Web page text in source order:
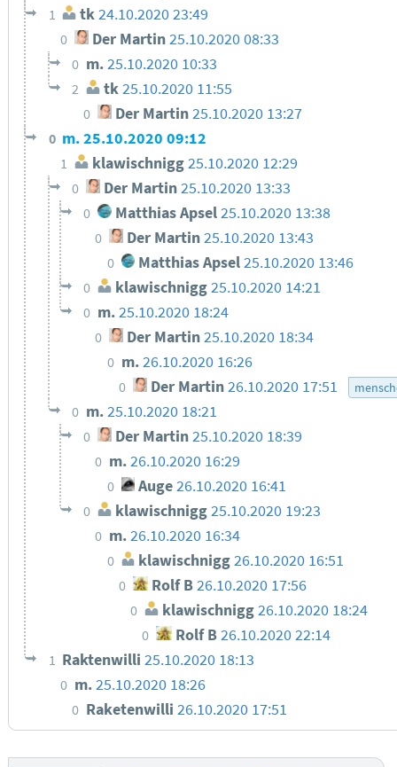
1 tk24.10.2020 23:49
0 Der Martin 25.10.2020 08:33
0 m.25.10.2020 10:33
2 tk25.10.2020 11:55
0 Der Martin25.10.2020 13:27
0 m.25.10.2020 09:12
1 klawischnigg 25.10.2020 12:29
0 Der Martin25.10.2020 13:33
0 Matthias Apsel25.10.2020 13:38
0 Der Martin25.10.2020 13:43
0 Matthias Apsel25.10.2020 13:46
0 klawischnigg25.10.2020 14:21
0 m.25.10.2020 18:24
0 Der Martin25.10.2020 18:34
0 m.26.10.2020 16:26
0 Der Martin 26.10.2020 17:51
0 m.25.10.2020 18:21
0 Der Martin25.10.2020 18:39
0 m.26.10.2020 16:29
0 Auge26.10.2020 16:41
0 klawischnigg25.10.2020 19:23
0 m.26.10.2020 16:34
0 klawischnigg26.10.2020 16:51
0 Rolf B26.10.2020 17:56
0 klawischnigg26.10.2020 18:24
0 Rolf B26.10.2020 22:14
1 Raktenwilli25.10.2020 18:13
0 m.25.10.2020 18:26
0 Raketenwilli 26.10.2020 17:51